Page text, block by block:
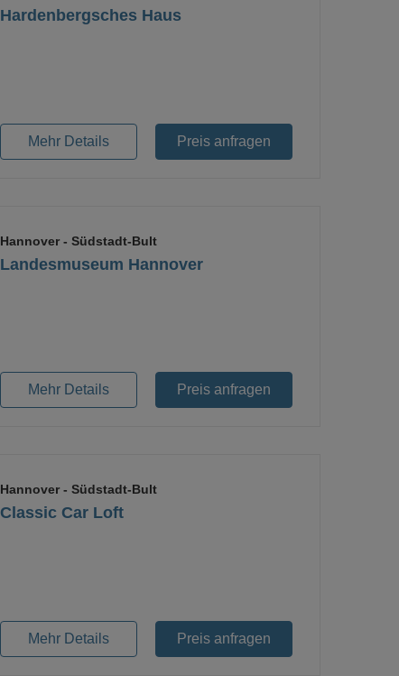
Hardenbergsches Haus
Mehr Details Preis anfragen
Landesmuseum Hannover
Hannover- Südstadt-Bult
Mehr Details Preis anfragen
Classic Car Loft
Hannover- Südstadt-Bult
Mehr Details Preis anfragen